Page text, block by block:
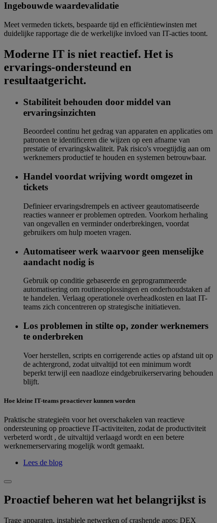
Ingebouwde waardevalidatie
Meet vermeden tickets, bespaarde tijd en efficiëntiewinsten met
duidelijke rapportage die de werkelijke invloed van IT-acties toont.
Moderne IT is niet reactief. Het is
ervarings-ondersteund en
resultaatgericht.
Stabiliteit behouden door middel van
ervaringsinzichten
Beoordeel continu het gedrag van apparaten en applicaties om
patronen te identificeren die wijzen op een afname van
prestatie of ervaringskwaliteit. Pak risico's vroegtijdig aan om
werknemers productief te houden en systemen betrouwbaar.
Handel voordat wrijving wordt omgezet in
tickets
Definieer ervaringsdrempels en activeer geautomatiseerde
reacties wanneer er problemen optreden. Voorkom herhaling
van ongevallen en verminder onderbrekingen, voordat
gebruikers om hulp moeten vragen.
Automatiseer werk waarvoor geen menselijke
aandacht nodig is
Gebruik op conditie gebaseerde en geprogrammeerde
automatisering om routineoplossingen en onderhoudstaken af
te handelen. Verlaag operationele overheadkosten en laat IT-
teams zich concentreren op strategische initiatieven.
Los problemen in stilte op, zonder werknemers
te onderbreken
Voer herstellen, scripts en corrigerende acties op afstand uit op
de achtergrond, zodat uitvaltijd tot een minimum wordt
beperkt terwijl een naadloze eindgebruikerservaring behouden
blijft.
Hoe kleine IT-teams proactiever kunnen worden
Praktische strategieën voor het overschakelen van reactieve
ondersteuning op proactieve IT-activiteiten, zodat de productiviteit
verbeterd wordt , de uitvaltijd verlaagd wordt en een betere
werknemerservaring mogelijk wordt gemaakt.
Lees de blog
Proactief beheren wat het belangrijkst is
Trage apparaten, instabiele netwerken of crashende apps: DEX